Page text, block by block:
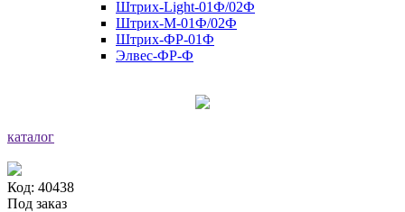
Штрих-Light-01Ф/02Ф
Штрих-М-01Ф/02Ф
Штрих-ФР-01Ф
Элвес-ФР-Ф
каталог
Код: 40438
Под заказ